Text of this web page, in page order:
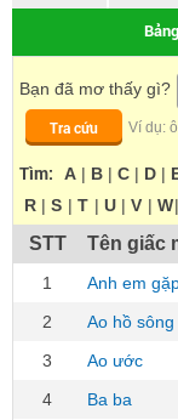
Bạn đã mơ thấy gì?
Tra cứu
Ví dụ:
Tìm: A | B | C | D |
R | S | T | U | V | W|
STT Tên giấc
1 Anh em
2
Ao hồ
3
Ao ước
4
Ba ba